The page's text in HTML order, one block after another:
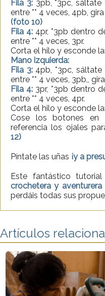
Fila 3: 3pb, *3pc,
entre ** 4 veces, 4pb,
(foto 10)
Fila 4: 4pr, *3pb dentro
entre ** 4 veces, 3pr.
Corta el hilo y esconde
Mano izquierda:
Fila 3: 4pb, *3pc,
entre ** 4 veces, 3pb,,
Fila 4: 3pr, *3pb dentro
entre ** 4 veces, 4pr.
Corta el hilo y esconde
Cose los botones en
referencia los ojales
12)
Píntate las uñas ¡y a
Este fantástico
crochetera y aventurera
perdáis todas sus
Artículos